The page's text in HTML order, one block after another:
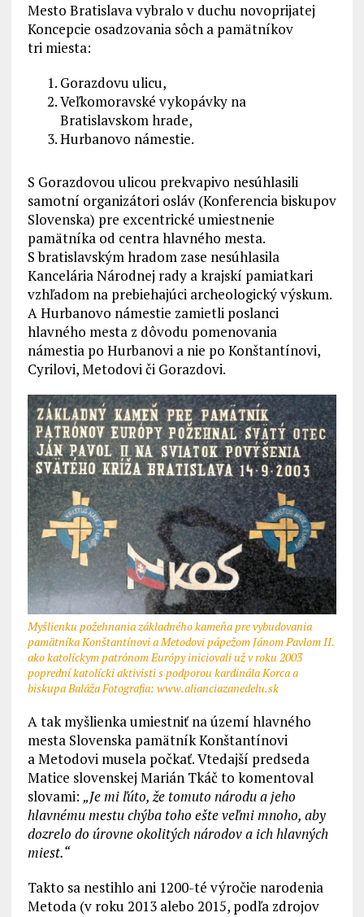
Mesto Bratislava vybralo v duchu novoprijatej
Koncepcie osadzovania sôch a pamätníkov
tri miesta:
Gorazdovu ulicu,
Veľkomoravské vykopávky na
Bratislavskom hrade,
Hurbanovo námestie.
S Gorazdovou ulicou prekvapivo nesúhlasili
samotní organizátori osláv (Konferencia biskupov
Slovenska) pre excentrické umiestnenie
pamätníka od centra hlavného mesta.
S bratislavským hradom zase nesúhlasila
Kancelária Národnej rady a krajskí pamiatkari
vzhľadom na prebiehajúci archeologický výskum.
A Hurbanovo námestie zamietli poslanci
hlavného mesta z dôvodu pomenovania
námestia po Hurbanovi a nie po Konštantínovi,
Cyrilovi, Metodovi či Gorazdovi.
Myšlienku požehnania základného kameňa pre vybudovania
pamätníka Konštantínovi a Metodovi pápežom Jánom Pavlom II.
ako katolíckym patrónom Európy iniciovali už v roku 2003
poprední katolícki aktivisti s podporou kardinála Korca a
biskupa Baláža Fotografia: www.alianciazanedelu.sk
A tak myšlienka umiestniť na území hlavného
mesta Slovenska pamätník Konštantínovi
a Metodovi musela počkať. Vtedajší predseda
Matice slovenskej Marián Tkáč to komentoval
slovami: „Je mi ľúto, že tomuto národu a jeho
hlavnému mestu chýba toho ešte veľmi mnoho, aby
dozrelo do úrovne okolitých národov a ich hlavných
miest.“
Takto sa nestihlo ani 1200-té výročie narodenia
Metoda (v roku 2013 alebo 2015, podľa zdrojov